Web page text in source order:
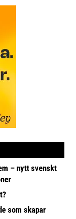
– nytt svenskt
som skapar